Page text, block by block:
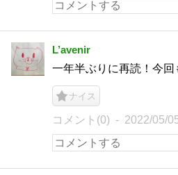
L’avenir
一年半ぶりに再読！今回
ナイス
コメント(0) 2022/05/